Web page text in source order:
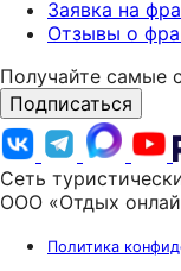
Заявка на
Отзывы о
Получайте самые
Подписаться
Сеть
ООО «Отдых
Политика